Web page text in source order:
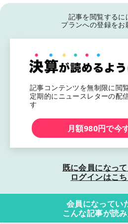
記事を閲覧するに
プランへの登録をお
記事コンテンツを無制限に閲
定期的にニュースレターの配
す
月額980円で今
既に会員になっ
ログインはこ
会員になってい
こんな記事が読